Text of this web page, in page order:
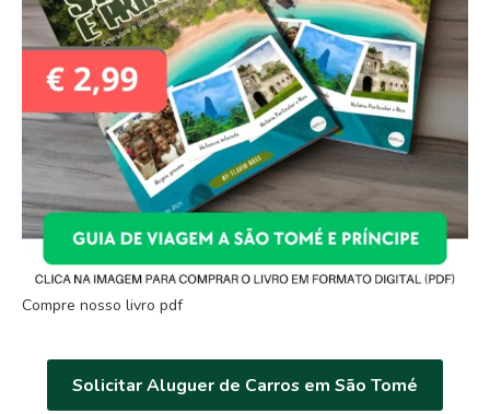
Compre nosso livro pdf
Solicitar Aluguer de Carros em São Tomé